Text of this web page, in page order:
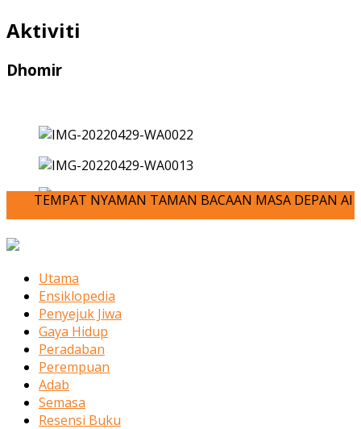
Aktiviti
Dhomir
TEMPAT NYAMAN TAMAN BACAAN MASA DEPAN
Utama
Ensiklopedia
Penyejuk Jiwa
Gaya Hidup
Peradaban
Perempuan
Adab
Semasa
Resensi Buku